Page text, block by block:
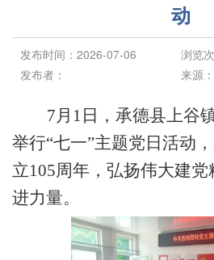
动
发布时间：2026-07-06 浏览
发布者：
来源：
7月1日， 承德县上谷
举行“七一”主题党日活动
立105周年，弘扬伟大建
进力量。